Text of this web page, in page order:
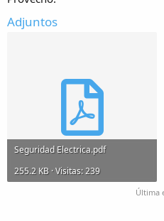
Adjuntos
Seguridad Electrica.pdf
255.2 KB · Visitas: 239
Última